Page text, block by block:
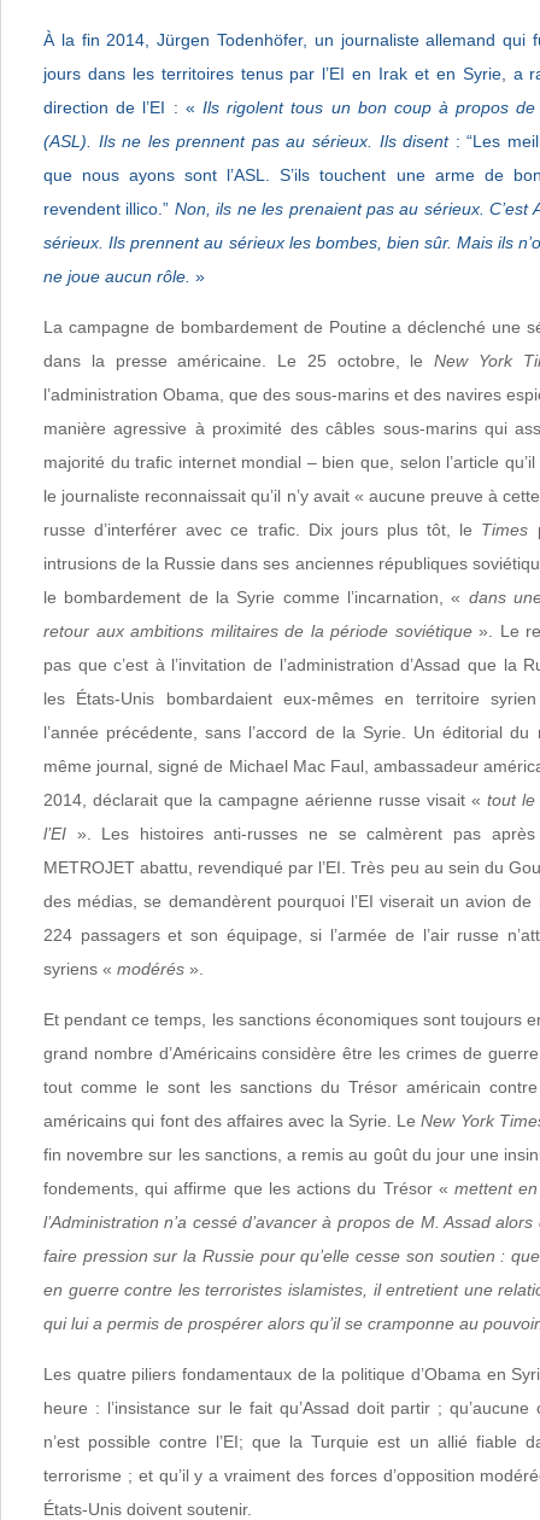
À la fin 2014, Jürgen Todenhöfer, un journaliste allemand qui
jours dans les territoires tenus par l’EI en Irak et en Syrie, a
direction de l’EI : « Ils rigolent tous un bon coup à propos de
(ASL). Ils ne les prennent pas au sérieux. Ils disent : “Les
que nous ayons sont l’ASL. S’ils touchent une arme de
revendent illico.” Non, ils ne les prenaient pas au sérieux. C’est
sérieux. Ils prennent au sérieux les bombes, bien sûr. Mais ils
ne joue aucun rôle. »
La campagne de bombardement de Poutine a déclenché une
dans la presse américaine. Le 25 octobre, leNew York
l’administration Obama, que des sous-marins et des navires
manière agressive à proximité des câbles sous-marins qui
majorité du trafic internet mondial – bien que, selon l’article
le journaliste reconnaissait qu’il n’y avait « aucune preuve à
russe d’interférer avec ce trafic. Dix jours plus tôt, le Times
intrusions de la Russie dans ses anciennes républiques
le bombardement de la Syrie comme l’incarnation, « dans
retour aux ambitions militaires de la période soviétique». Le
pas que c’est à l’invitation de l’administration d’Assad que la
les États-Unis bombardaient eux-mêmes en territoire
l’année précédente, sans l’accord de la Syrie. Un éditorial du
même journal, signé de Michael Mac Faul, ambassadeur
2014, déclarait que la campagne aérienne russe visait « tout le
l’EI ». Les histoires anti-russes ne se calmèrent pas après
METROJET abattu, revendiqué par l’EI. Très peu au sein du
des médias, se demandèrent pourquoi l’EI viserait un avion
224 passagers et son équipage, si l’armée de l’air russe
syriens « modérés ».
Et pendant ce temps, les sanctions économiques sont toujours
grand nombre d’Américains considère être les crimes de
tout comme le sont les sanctions du Trésor américain
américains qui font des affaires avec la Syrie. LeNew York
fin novembre sur les sanctions, a remis au goût du jour une
fondements, qui affirme que les actions du Trésor « mettent
l’Administration n’a cessé d’avancer à propos de M. Assad
faire pression sur la Russie pour qu’elle cesse son soutien :
en guerre contre les terroristes islamistes, il entretient une
qui lui a permis de prospérer alors qu’il se cramponne au
Les quatre piliers fondamentaux de la politique d’Obama en
heure : l’insistance sur le fait qu’Assad doit partir ;
n’est possible contre l’EI; que la Turquie est un allié fiable
terrorisme ; et qu’il y a vraiment des forces d’opposition
États-Unis doivent soutenir.